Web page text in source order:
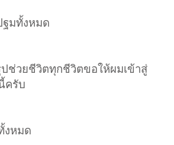
ฐมทั้งหมด
ช่วยชีวิตทุกชีวิตขอให้ผมเข้าสู่
ครับ
งหมด